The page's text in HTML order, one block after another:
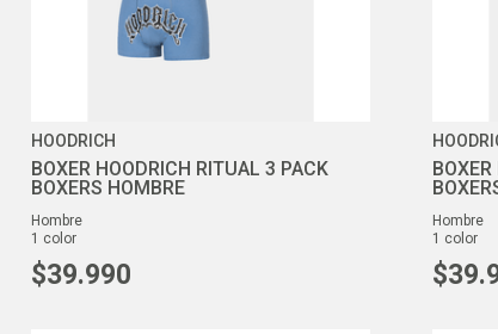
HOODRICH
BOXER HOODRICH RITUAL 3 PACK
BOXERS HOMBRE
hombre
1 color
$39.990
hombre
1 color
$39.